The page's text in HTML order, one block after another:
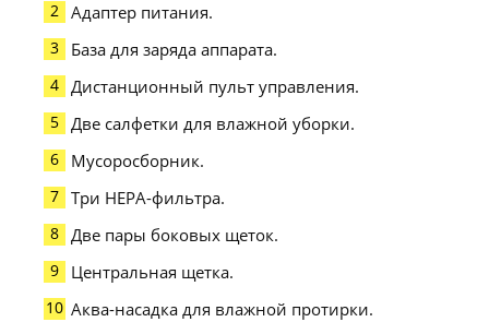
Адаптер питания.
База для заряда аппарата.
Дистанционный пульт управления.
Две салфетки для влажной уборки.
Мусоросборник.
Три НЕРА-фильтра.
Две пары боковых щеток.
Центральная щетка.
Аква-насадка для влажной протирки.